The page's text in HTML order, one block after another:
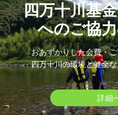
四万十川基
へのご協
おあずかりした会費・
四万十川の環境と健全
詳細